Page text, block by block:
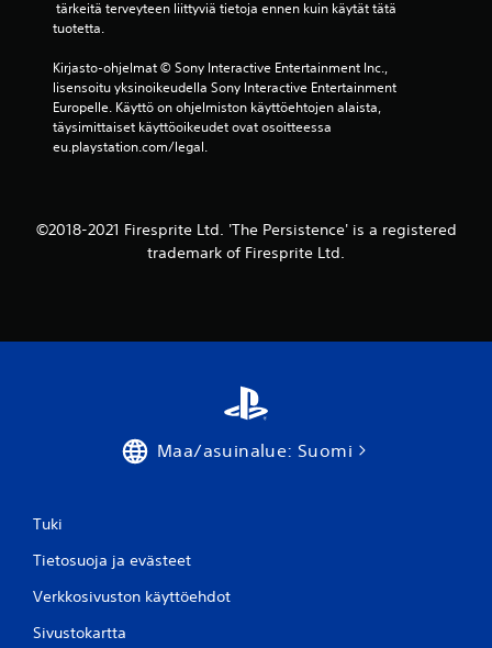
tuotetta.
Kirjasto-ohjelmat © Sony Interactive Entertainment Inc.,
lisensoitu yksinoikeudella Sony Interactive Entertainment
Europelle. Käyttö on ohjelmiston käyttöehtojen alaista,
täysimittaiset käyttöoikeudet ovat osoitteessa
eu.playstation.com/legal.
©2018-2021 Firesprite Ltd. 'The Persistence' is a registered
trademark of Firesprite Ltd.
Maa/asuinalue: Suomi
Tuki
Tietosuoja ja evästeet
Verkkosivuston käyttöehdot
Sivustokartta